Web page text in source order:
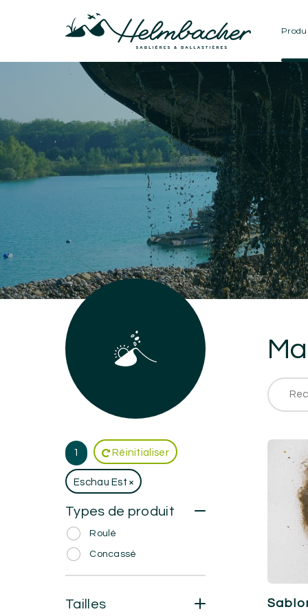
1 Réinitialiser
Eschau Est
Types de produit
Roulé
Concassé
Tailles